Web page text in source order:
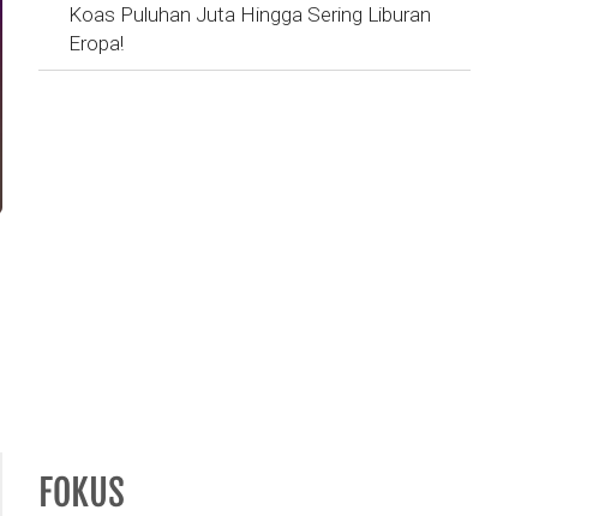
Koas Puluhan Juta Hingga Sering Liburan
Eropa!
FOKUS